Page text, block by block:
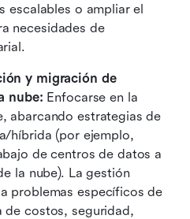
escalables o ampliar el
necesidades de
y migración de
nube: Enfocarse en la
abarcando estrategias de
híbrida (por ejemplo,
de centros de datos a
la nube). La gestión
problemas específicos de
de costos, seguridad,